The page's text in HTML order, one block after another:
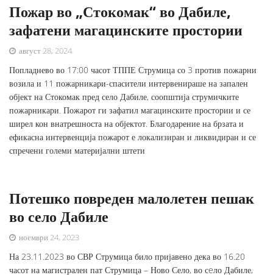
Пожар во „Стокомак“ во Дабиле,
зафатени магацинските простории
август 28, 2024
Попладнево во 17:00 часот ТППЕ Струмица со 3 против пожарни
возила и 11 пожарникари-спасители интервенираше на запален
објект на Стокомак пред село Дабиле, соопштија струмичките
пожарникари. Пожарот ги зафатил магацинските простории и се
ширел кон внатрешноста на објектот. Благодарение на брзата и
ефикасна интервенција пожарот е локализиран и ликвидиран и се
спречени големи материјални штети
Потешко повреден малолетен пешак
во село Дабиле
ноември 24, 2023
На 23.11.2023 во СВР Струмица било пријавено дека во 16.20
часот на магистрален пат Струмица – Ново Село, во сeло Дабиле,